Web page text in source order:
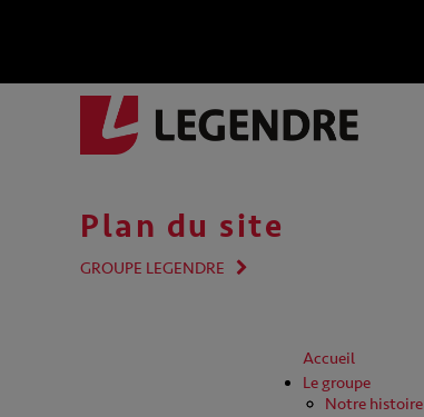
Plan du site
GROUPE LEGENDRE
Accueil
Le groupe
Notre histoire